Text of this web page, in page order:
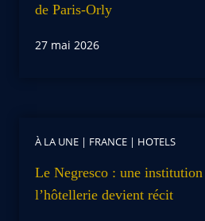
de Paris-Orly
27 mai 2026
À LA UNE | FRANCE | HOTELS
Le Negresco : une
l’hôtellerie devient récit